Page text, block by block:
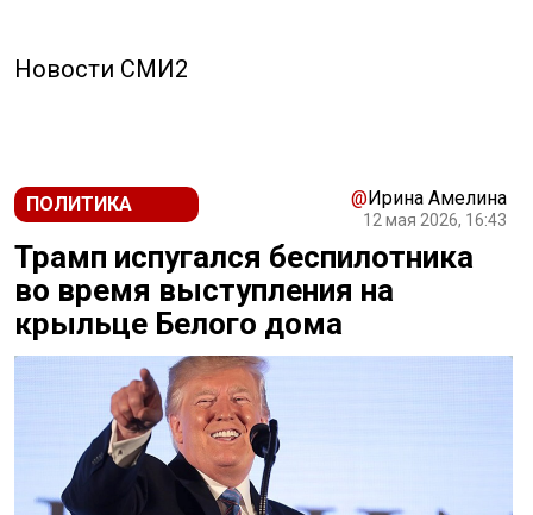
Новости СМИ2
ПОЛИТИКА @Ирина Амелина
12 мая 2026, 16:43
Трамп испугался беспилотника
во время выступления на
крыльце Белого дома